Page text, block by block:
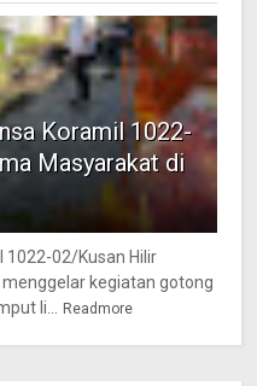
Koramil 1022-
Masyarakat di
1022-02/Kusan Hilir
kegiatan gotong
li...
Readmore